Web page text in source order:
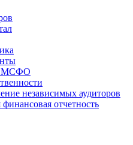
МСФО
независимых аудиторов
отчетность